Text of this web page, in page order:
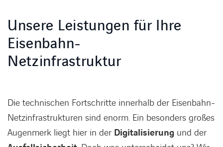
Unsere Leistungen für Ihre
Eisenbahn-
Netzinfrastruktur
Die technischen Fortschritte innerhalb der Eisenbahn-
Netzinfrastrukturen sind enorm. Ein besonders großes
Augenmerk liegt hier in der Digitalisierung und der